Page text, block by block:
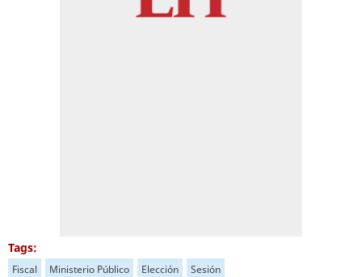
Tags:
Fiscal Ministerio Público Elección
Sesión